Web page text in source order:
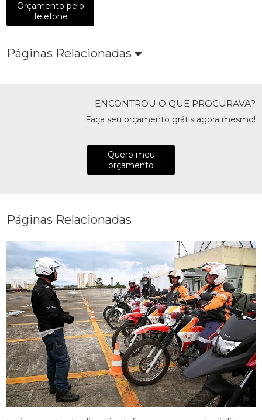
Orçamento pelo
Telefone
Páginas Relacionadas
ENCONTROU O QUE PROCURAVA?
Faça seu orçamento grátis agora mesmo!
Quero meu
orçamento
Páginas Relacionadas